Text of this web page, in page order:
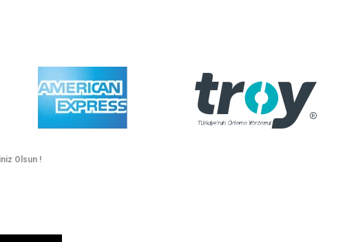
Olsun !